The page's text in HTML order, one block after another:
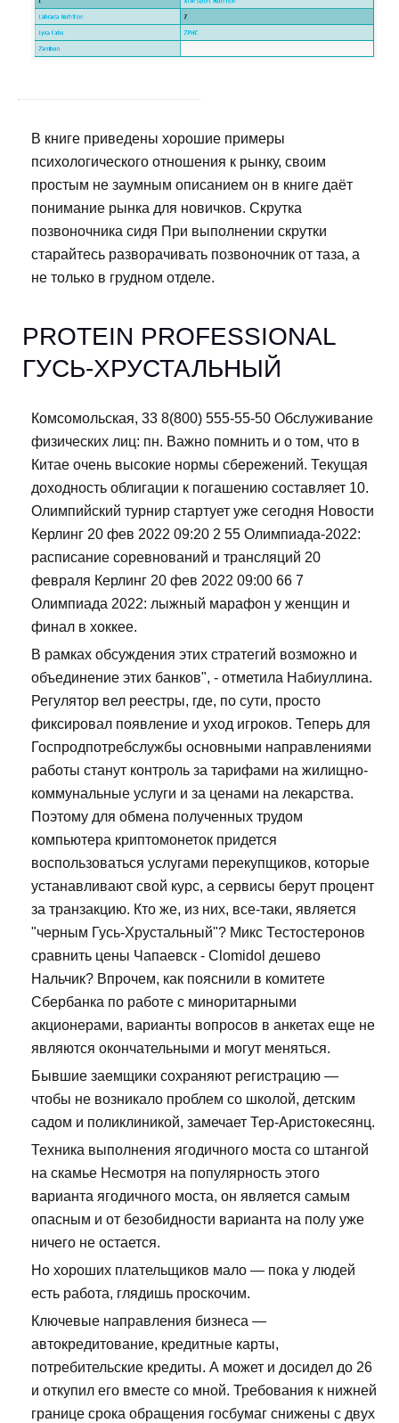
В книге приведены хорошие примеры
психологического отношения к рынку, своим
простым не заумным описанием он в книге даёт
понимание рынка для новичков. Скрутка
позвоночника сидя При выполнении скрутки
старайтесь разворачивать позвоночник от таза, а
не только в грудном отделе.
PROTEIN PROFESSIONAL
ГУСЬ-ХРУСТАЛЬНЫЙ
Комсомольская, 33 8(800) 555-55-50 Обслуживание
физических лиц: пн. Важно помнить и о том, что в
Китае очень высокие нормы сбережений. Текущая
доходность облигации к погашению составляет 10.
Олимпийский турнир стартует уже сегодня Новости
Керлинг 20 фев 2022 09:20 2 55 Олимпиада-2022:
расписание соревнований и трансляций 20
февраля Керлинг 20 фев 2022 09:00 66 7
Олимпиада 2022: лыжный марафон у женщин и
финал в хоккее.
В рамках обсуждения этих стратегий возможно и
объединение этих банков", - отметила Набиуллина.
Регулятор вел реестры, где, по сути, просто
фиксировал появление и уход игроков. Теперь для
Госпродпотребслужбы основными направлениями
работы станут контроль за тарифами на жилищно-
коммунальные услуги и за ценами на лекарства.
Поэтому для обмена полученных трудом
компьютера криптомонеток придется
воспользоваться услугами перекупщиков, которые
устанавливают свой курс, а сервисы берут процент
за транзакцию. Кто же, из них, все-таки, является
"черным Гусь-Хрустальный"? Микс Тестостеронов
сравнить цены Чапаевск - Clomidol дешево
Нальчик? Впрочем, как пояснили в комитете
Сбербанка по работе с миноритарными
акционерами, варианты вопросов в анкетах еще не
являются окончательными и могут меняться.
Бывшие заемщики сохраняют регистрацию —
чтобы не возникало проблем со школой, детским
садом и поликлиникой, замечает Тер-Аристокесянц.
Техника выполнения ягодичного моста со штангой
на скамье Несмотря на популярность этого
варианта ягодичного моста, он является самым
опасным и от безобидности варианта на полу уже
ничего не остается.
Но хороших плательщиков мало — пока у людей
есть работа, глядишь проскочим.
Ключевые направления бизнеса —
автокредитование, кредитные карты,
потребительские кредиты. А может и досидел до 26
и откупил его вместе со мной. Требования к нижней
границе срока обращения госбумаг снижены с двух